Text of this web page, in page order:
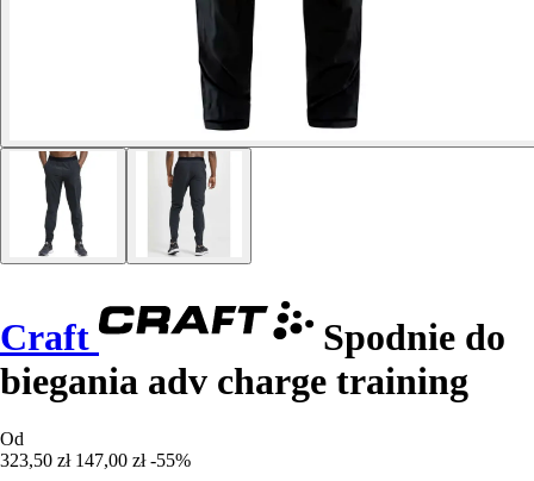
Craft
Spodnie do
biegania adv charge training
Od
323,50 zł 147,00 zł -55%